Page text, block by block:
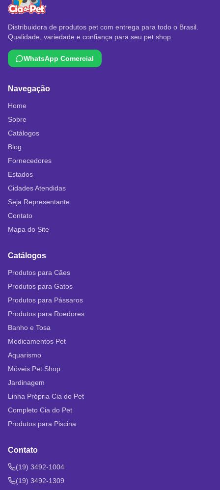
Distribuidora de produtos pet com entrega para todo o Brasil.
Qualidade, variedade e confiança para seu pet shop.
WhatsApp Comercial
Navegação
Home
Sobre
Catálogos
Blog
Fornecedores
Estados
Cidades Atendidas
Seja Representante
Contato
Mapa do Site
Catálogos
Produtos para Cães
Produtos para Gatos
Produtos para Pássaros
Produtos para Roedores
Banho e Tosa
Medicamentos Pet
Aquarismo
Móveis Pet Shop
Jardinagem
Linha Própria Cia do Pet
Completo Cia do Pet
Produtos para Piscina
Contato
(19) 3492-1004
(19) 3492-1309